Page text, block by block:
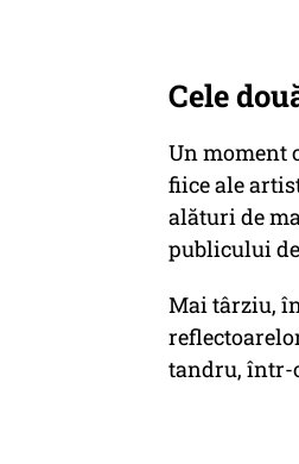
Cele
Un moment
fiice ale
alături de
publicului
Mai târziu,
tandru, într-